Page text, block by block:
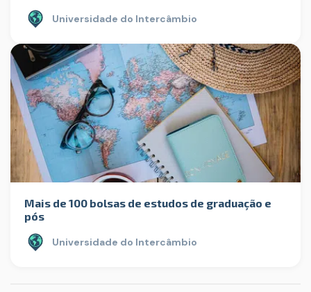
Universidade do Intercâmbio
Mais de 100 bolsas de estudos de graduação e
pós
Universidade do Intercâmbio